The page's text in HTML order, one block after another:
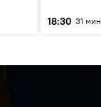
18:30 31 мин